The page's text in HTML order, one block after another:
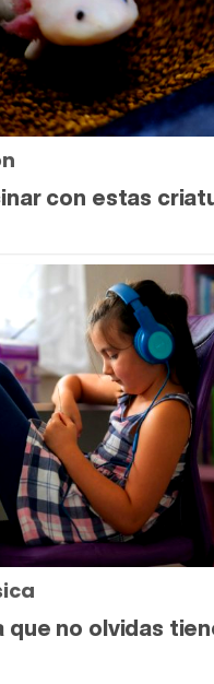
con estas
que no olvidas